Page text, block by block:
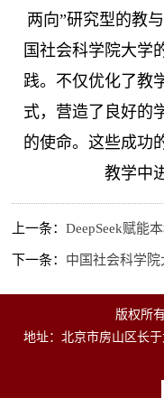
两向”研究型的教
国社会科学院大学
践。不仅优化了教
式，营造了良好的
的使命。这些成功
教学中
上一条：DeepSeek赋能本科课程建
下一条： 中国社会科学院大学示
版权所
地址：北京市房山区长